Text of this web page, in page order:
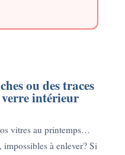
ou des traces
intérieur
vitres au printemps…
impossibles à enlever? Si